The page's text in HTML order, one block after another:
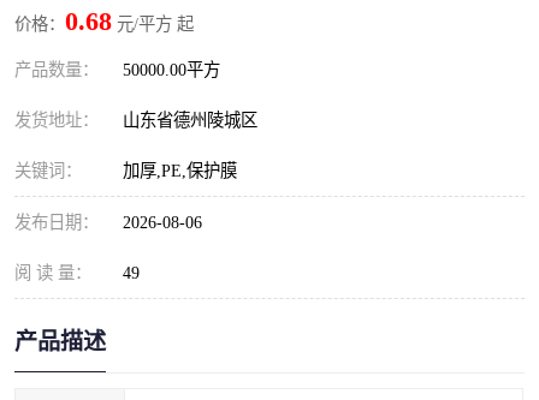
价格： 0.68 元/平方 起
产品数量： 50000.00平方
发货地址： 山东省德州陵城区
关键词： 加厚,PE,保护膜
发布日期： 2026-08-06
阅 读 量： 49
产品描述